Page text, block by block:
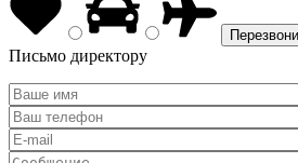
Письмо директору